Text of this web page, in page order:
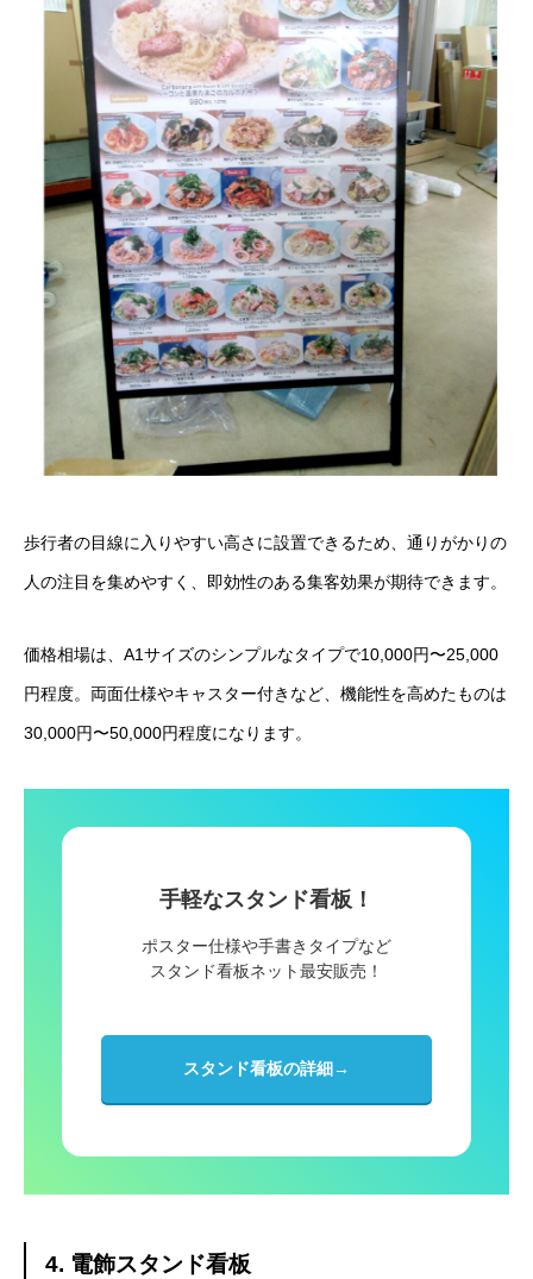
歩行者の目線に入りやすい高さに設置できるため、通りがかりの
人の注目を集めやすく、即効性のある集客効果が期待できます。
価格相場は、A1サイズのシンプルなタイプで10,000円〜25,000
円程度。両面仕様やキャスター付きなど、機能性を高めたものは
30,000円〜50,000円程度になります。
手軽なスタンド看板！
ポスター仕様や手書きタイプなど
スタンド看板ネット最安販売！
スタンド看板の詳細→
4. 電飾スタンド看板